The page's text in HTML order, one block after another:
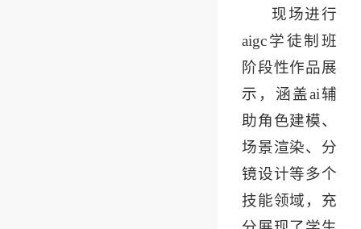
现场进行
aigc学徒制班
阶段性作品展
示，涵盖ai辅
助角色建模、
场景渲染、分
镜设计等多个
技能领域，充